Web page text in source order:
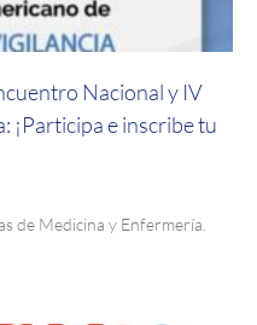
Nacional y IV
¡Participa e inscribe tu
de Medicina y Enfermería.